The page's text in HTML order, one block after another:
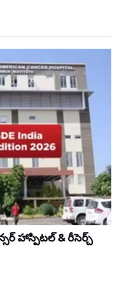
హాస్పిటల్ & రీసెర్చ్